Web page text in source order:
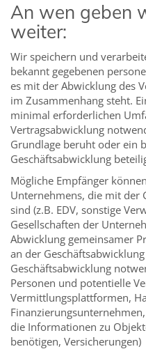
An wen geben
weiter:
Wir speichern und
bekannt gegebenen
es mit der Abwicklung des
im Zusammenhang steht.
minimal erforderlichen
Vertragsabwicklung
Grundlage beruht oder ein
Geschäftsabwicklung
Mögliche Empfänger
Unternehmens, die mit der
sind (z.B. EDV, sonstige
Gesellschaften der
Abwicklung gemeinsamer
an der
Geschäftsabwicklung
Personen und potentielle
Vermittlungsplattformen,
die Informationen zu
benötigen, Versicherungen)